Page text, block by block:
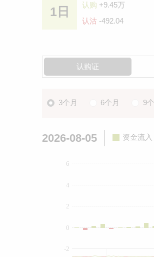
1日 认购 +9.45万
认沽 -492.04
认购证
3个月 6个月 9
2026-08-05 资金流入
-2
0
2
4
6